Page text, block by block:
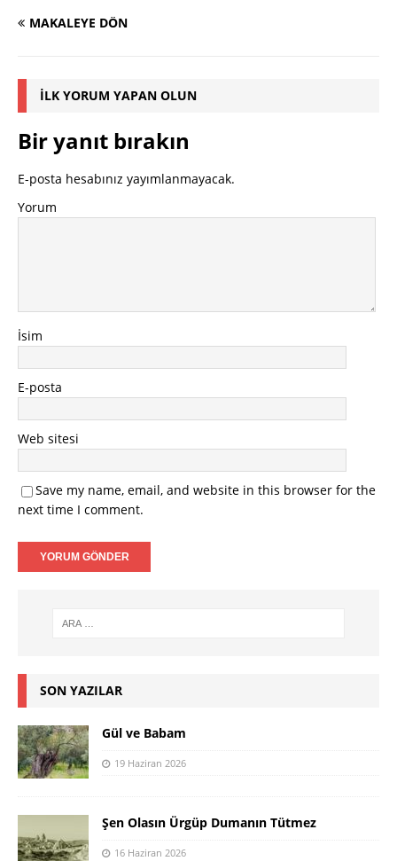
MAKALEYE DÖN
İLK YORUM YAPAN OLUN
Bir yanıt bırakın
E-posta hesabınız yayımlanmayacak.
Yorum
İsim
E-posta
Web sitesi
Save my name, email, and website in this browser for the
next time I comment.
SON YAZILAR
Gül ve Babam
19 Haziran 2026
Şen Olasın Ürgüp Dumanın Tütmez
16 Haziran 2026